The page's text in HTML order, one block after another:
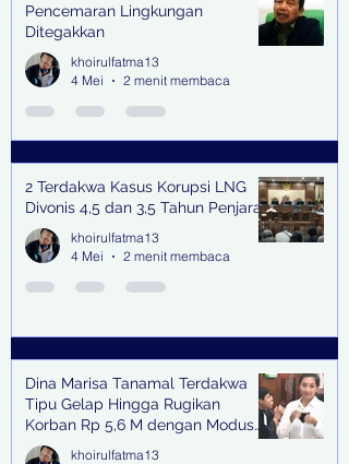
Pencemaran Lingkungan
Ditegakkan
khoirulfatma13
4 Mei
2 menit membaca
2 Terdakwa Kasus Korupsi LNG
Divonis 4,5 dan 3,5 Tahun Penjara
khoirulfatma13
4 Mei
2 menit membaca
Dina Marisa Tanamal Terdakwa
Tipu Gelap Hingga Rugikan
Korban Rp 5,6 M dengan Modus
Kerja Sama Impor Bodong
khoirulfatma13